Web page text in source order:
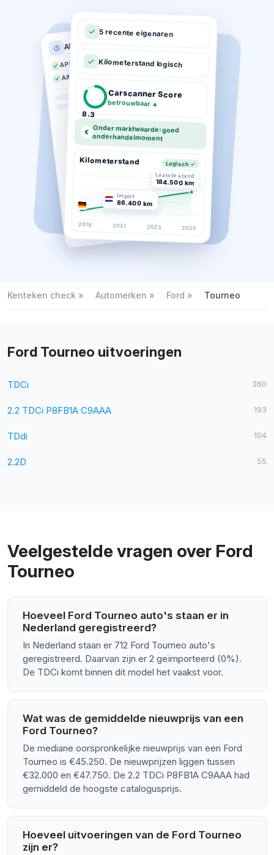
APK historie
APK geldig tot 03-2026
Altijd op tijd gekeurd
5 recente eigenaren
Kilometerstand logisch
8.3
Carscanner Score
betrouwbaar ▲
€ Onder marktwaarde: goed
onderhandelmoment
Kilometerstand Logisch ✓
Laatste stand
184.500 km
Import
86.400 km
2019 2021 2023 2025
Kenteken check Automerken Ford Tourneo
Ford Tourneo uitvoeringen
TDCi 360
2.2 TDCi P8FB1A C9AAA 193
TDdi 104
2.2D 55
Veelgestelde vragen over Ford
Tourneo
Hoeveel Ford Tourneo auto's staan er in
Nederland geregistreerd?
In Nederland staan er 712 Ford Tourneo auto's
geregistreerd. Daarvan zijn er 2 geïmporteerd (0%).
De TDCi komt binnen dit model het vaakst voor.
Wat was de gemiddelde nieuwprijs van een
Ford Tourneo?
De mediane oorspronkelijke nieuwprijs van een Ford
Tourneo is €45.250. De nieuwprijzen liggen tussen
€32.000 en €47.750. De 2.2 TDCi P8FB1A C9AAA had
gemiddeld de hoogste catalogusprijs.
Hoeveel uitvoeringen van de Ford Tourneo
zijn er?